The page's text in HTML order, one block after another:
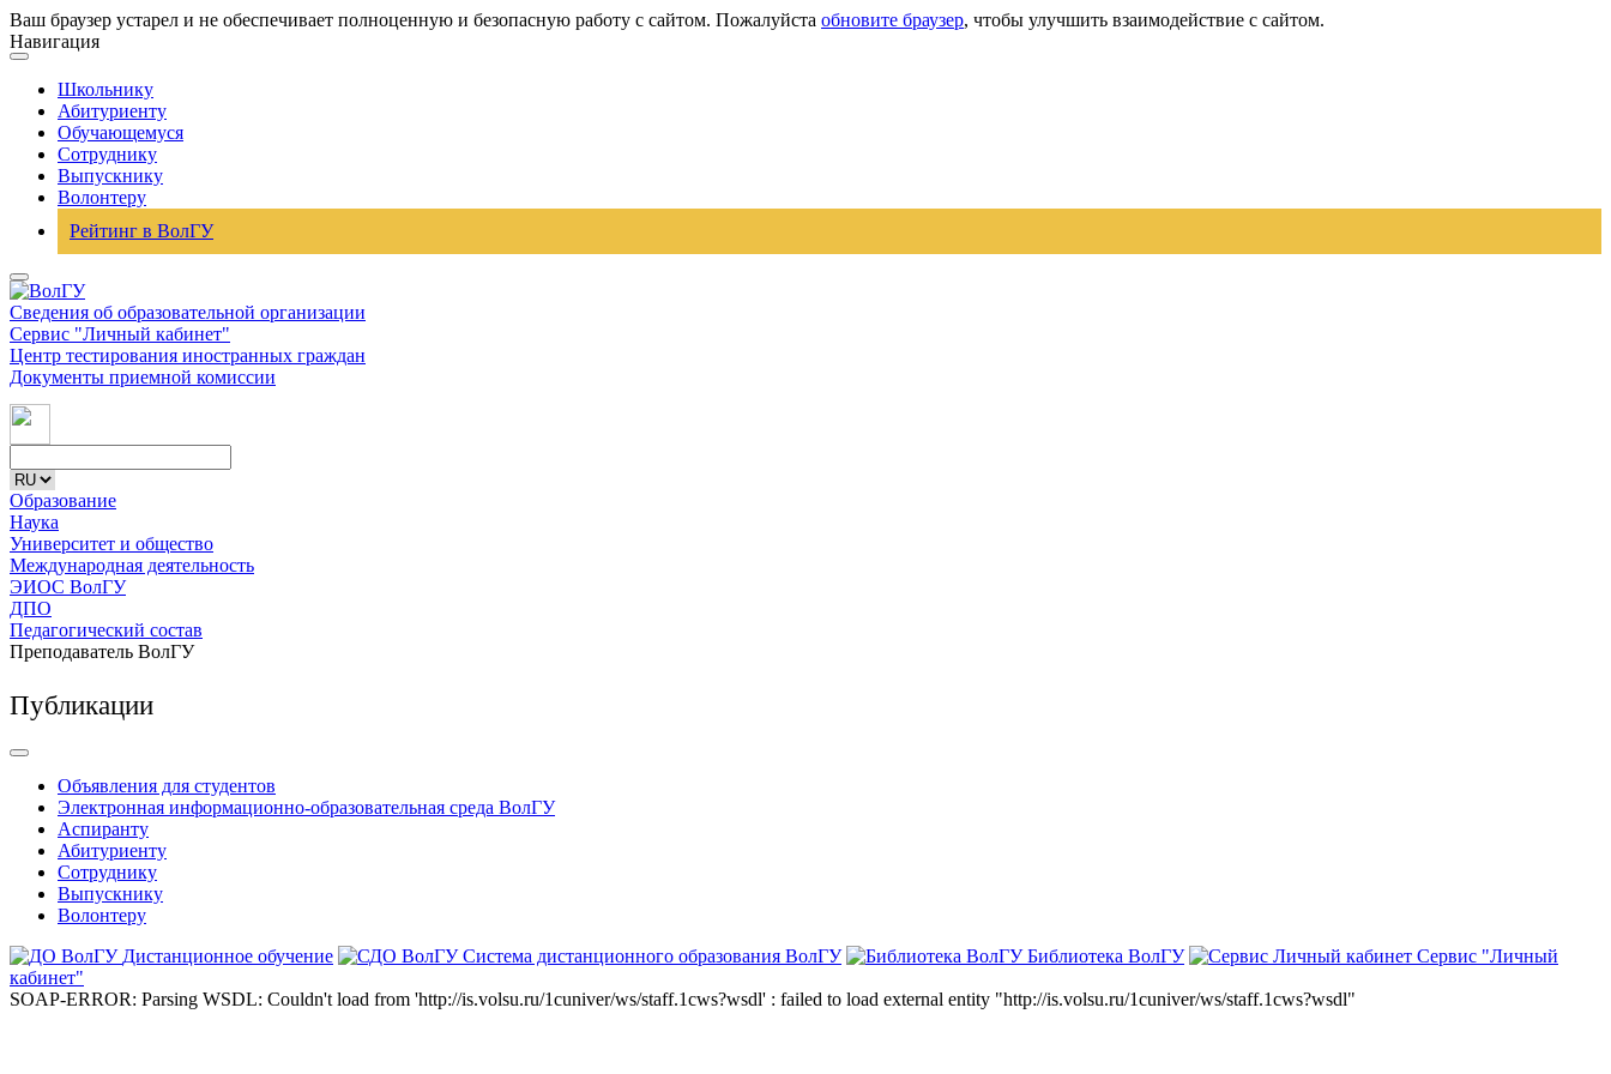
Ваш браузер устарел и не обеспечивает полноценную и безопасную работу с сайтом. Пожалуйста обновите браузер, чтобы улучшить взаимодействие с сайтом.
Навигация
Школьнику
Абитуриенту
Обучающемуся
Сотруднику
Выпускнику
Волонтеру
Рейтинг в ВолГУ
Сведения об образовательной организации
Сервис "Личный кабинет"
Центр тестирования иностранных граждан
Документы приемной комиссии
Образование
Наука
Университет и общество
Международная деятельность
ЭИОС ВолГУ
ДПО
Педагогический состав
Преподаватель ВолГУ
Публикации
Объявления для студентов
Электронная информационно-образовательная среда ВолГУ
Аспиранту
Абитуриенту
Сотруднику
Выпускнику
Волонтеру
Дистанционное обучение
Система дистанционного образования ВолГУ Библиотека ВолГУ
Сервис "Личный
кабинет"
SOAP-ERROR: Parsing WSDL: Couldn't load from 'http://is.volsu.ru/1cuniver/ws/staff.1cws?wsdl' : failed to load external entity "http://is.volsu.ru/1cuniver/ws/staff.1cws?wsdl"